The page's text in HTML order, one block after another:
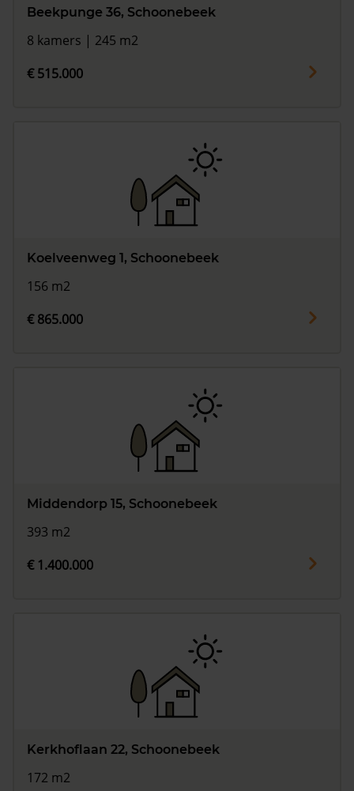
Beekpunge 36, Schoonebeek
8 kamers | 245 m2
€ 515.000
Koelveenweg 1, Schoonebeek
156 m2
€ 865.000
Middendorp 15, Schoonebeek
393 m2
€ 1.400.000
Kerkhoflaan 22, Schoonebeek
172 m2